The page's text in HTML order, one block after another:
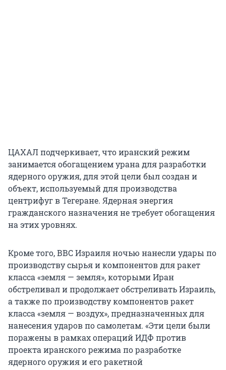
ЦАХАЛ подчеркивает, что иранский режим
занимается обогащением урана для разработки
ядерного оружия, для этой цели был создан и
объект, используемый для производства
центрифуг в Тегеране. Ядерная энергия
гражданского назначения не требует обогащения
на этих уровнях.
Кроме того, ВВС Израиля ночью нанесли удары по
производству сырья и компонентов для ракет
класса «земля — земля», которыми Иран
обстреливал и продолжает обстреливать Израиль,
а также по производству компонентов ракет
класса «земля — воздух», предназначенных для
нанесения ударов по самолетам. «Эти цели были
поражены в рамках операций ИДФ против
проекта иранского режима по разработке
ядерного оружия и его ракетной